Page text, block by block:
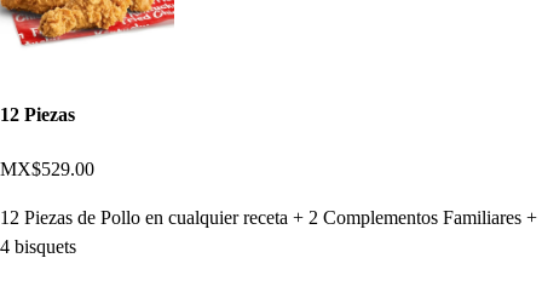
12 Piezas
MX$529.00
12 Piezas de Pollo en cualquier receta + 2 Complementos Familiares +
4 bisquets